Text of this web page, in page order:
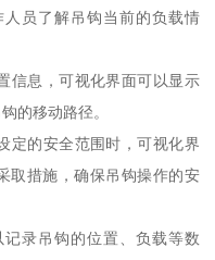
员了解吊钩当前的负载情
信息，可视化界面可以显示
的移动路径。
定的安全范围时，可视化界
取措施，确保吊钩操作的安
录吊钩的位置、负载等数